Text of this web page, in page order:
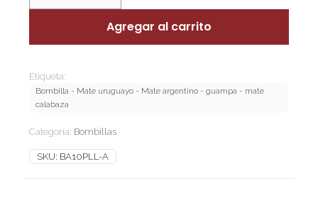
alpaca
de
labrado
cantidad
Agregar al carrito
Etiqueta:
Bombilla - Mate uruguayo - Mate argentino - guampa - mate
calabaza
Categoría: Bombillas
SKU: BA10PLL-A